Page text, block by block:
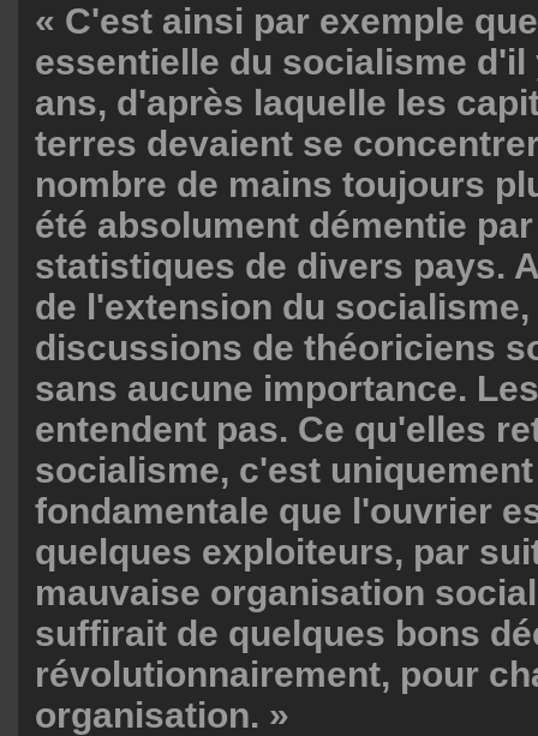
« C'est ainsi par exemple
essentielle du socialisme d'il
ans, d'après laquelle les
terres devaient se
nombre de mains toujours
été absolument démentie
statistiques de divers pays.
de l'extension du socialisme,
discussions de théoriciens
sans aucune importance.
entendent pas. Ce qu'elles
socialisme, c'est
fondamentale que l'ouvrier
quelques exploiteurs, par
mauvaise organisation
suffirait de quelques bons
révolutionnairement, pour
organisation. »